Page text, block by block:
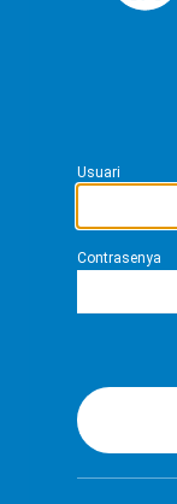
Usuari
Contrasenya